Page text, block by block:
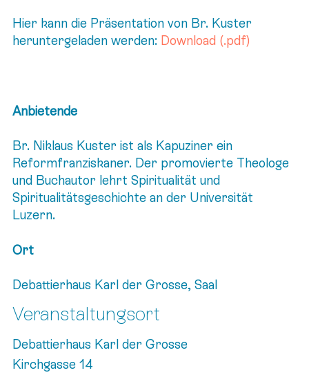
Hier kann die Präsentation von Br. Kuster
heruntergeladen werden: Download (.pdf)
Anbietende
Br. Niklaus Kuster ist als Kapuziner ein
Reformfranziskaner. Der promovierte Theologe
und Buchautor lehrt Spiritualität und
Spiritualitätsgeschichte an der Universität
Luzern.
Ort
Debattierhaus Karl der Grosse, Saal
Veranstaltungsort
Debattierhaus Karl der Grosse
Kirchgasse 14